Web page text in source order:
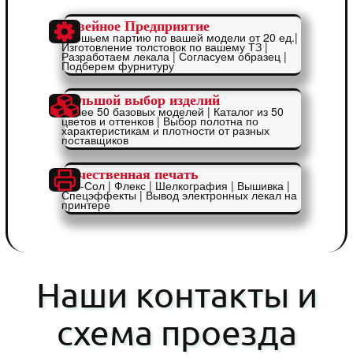
Швейное Предприятие
Отошьем партию по вашей модели от 20 ед.|
Изготовление толстовок по вашему ТЗ |
Разработаем лекала | Согласуем образец |
Подберем фурнитуру
Большой выбор изделий
Более 50 базовых моделей | Каталог из 50
цветов и оттенков | Выбор полотна по
характеристикам и плотности от разных
поставщиков
Качественная печать
Эко-Сол | Флекс | Шелкография | Вышивка |
Спецэффекты | Вывод электронных лекал на
принтере
Наши контакты и
схема проезда